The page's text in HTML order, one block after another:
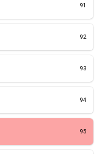
91
92
93
94
95